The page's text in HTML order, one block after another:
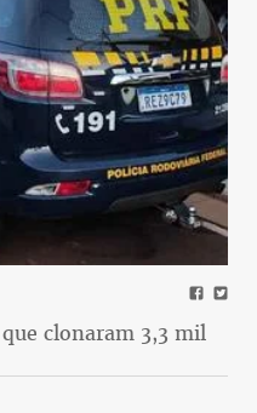
clonaram 3,3 mil